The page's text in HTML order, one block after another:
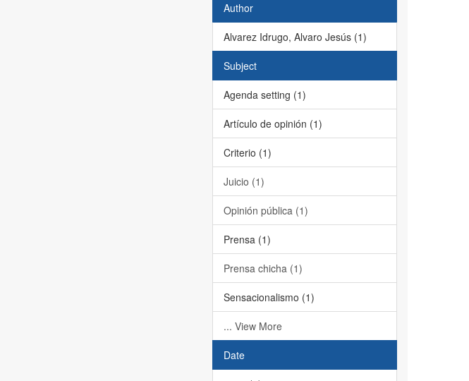
Author
Alvarez Idrugo, Alvaro Jesús (1)
Subject
Agenda setting (1)
Artículo de opinión (1)
Criterio (1)
Juicio (1)
Opinión pública (1)
Prensa (1)
Prensa chicha (1)
Sensacionalismo (1)
... View More
Date